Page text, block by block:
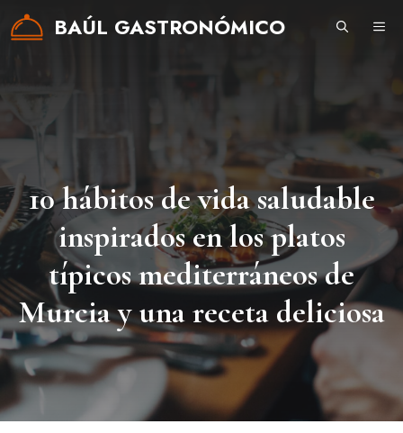
Saltar
BAÚL GASTRONÓMICO
10 hábitos de vida saludable
inspirados en los platos
típicos mediterráneos de
Murcia y una receta deliciosa